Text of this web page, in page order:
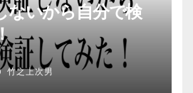
ないから自分で検
竹之上次男